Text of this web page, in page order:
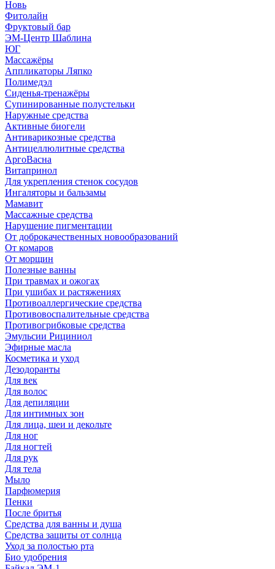
Новь
Фитолайн
Фруктовый бар
ЭМ-Центр Шаблина
ЮГ
Массажёры
Аппликаторы Ляпко
Полимедэл
Сиденья-тренажёры
Супинированные полустельки
Наружные средства
Активные биогели
Антиварикозные средства
Антицеллюлитные средства
АргоВасна
Витапринол
Для укрепления стенок сосудов
Ингаляторы и бальзамы
Мамавит
Массажные средства
Нарушение пигментации
От доброкачественных новообразований
От комаров
От морщин
Полезные ванны
При травмах и ожогах
При ушибах и растяжениях
Противоаллергические средства
Противовоспалительные средства
Противогрибковые средства
Эмульсии Рициниол
Эфирные масла
Косметика и уход
Дезодоранты
Для век
Для волос
Для депиляции
Для интимных зон
Для лица, шеи и декольте
Для ног
Для ногтей
Для рук
Для тела
Мыло
Парфюмерия
Пенки
После бритья
Средства для ванны и душа
Средства защиты от солнца
Уход за полостью рта
Био удобрения